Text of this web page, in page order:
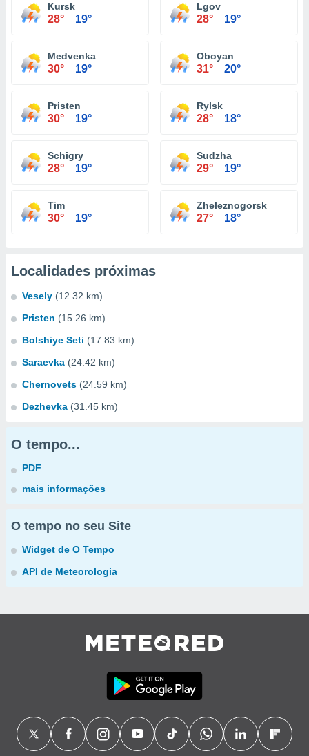
Kursk
28° 19°
Lgov
28° 19°
Medvenka
30° 19°
Oboyan
31° 20°
Pristen
30° 19°
Rylsk
28° 18°
Schigry
28° 19°
Sudzha
29° 19°
Tim
30° 19°
Zheleznogorsk
27° 18°
Localidades próximas
Vesely (12.32 km)
Pristen (15.26 km)
Bolshiye Seti (17.83 km)
Saraevka (24.42 km)
Chernovets (24.59 km)
Dezhevka (31.45 km)
O tempo...
PDF
mais informações
O tempo no seu Site
Widget de O Tempo
API de Meteorologia